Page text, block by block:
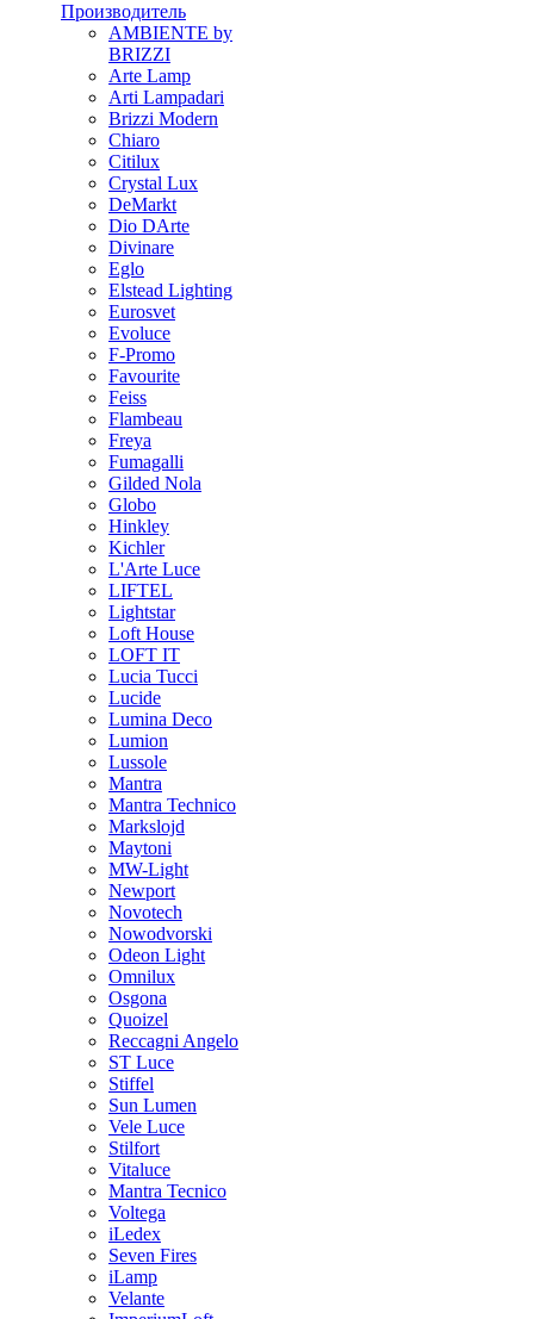
Производитель
AMBIENTE by
BRIZZI
Arte Lamp
Arti Lampadari
Brizzi Modern
Chiaro
Citilux
Crystal Lux
DeMarkt
Dio DArte
Divinare
Eglo
Elstead Lighting
Eurosvet
Evoluce
F-Promo
Favourite
Feiss
Flambeau
Freya
Fumagalli
Gilded Nola
Globo
Hinkley
Kichler
L'Arte Luce
LIFTEL
Lightstar
Loft House
LOFT IT
Lucia Tucci
Lucide
Lumina Deco
Lumion
Lussole
Mantra
Mantra Technico
Markslojd
Maytoni
MW-Light
Newport
Novotech
Nowodvorski
Odeon Light
Omnilux
Osgona
Quoizel
Reccagni Angelo
ST Luce
Stiffel
Sun Lumen
Vele Luce
Stilfort
Vitaluce
Mantra Tecnico
Voltega
iLedex
Seven Fires
iLamp
Velante